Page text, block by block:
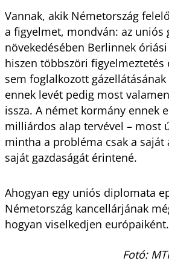
Vannak, akik Németország
a figyelmet, mondván: az uniós
növekedésében Berlinnek
hiszen többszöri figyelmeztetés
sem foglalkozott
ennek levét pedig most
issza. A német kormány ennek
milliárdos alap tervével – most
mintha a probléma csak a
saját gazdaságát érintené.
Ahogyan egy uniós diplomata
Németország kancellárjának
hogyan viselkedjen európaiként.
Fotó: